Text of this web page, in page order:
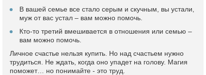
В вашей семье все стало серым и скучным, вы устали,
муж от вас устал – вам можно помочь.
Кто-то третий вмешивается в отношения или семью –
вам можно помочь.
Личное счастье нельзя купить. Но над счастьем нужно
трудиться. Не ждать, когда оно упадет на голову. Магия
поможет… но понимайте - это труд.